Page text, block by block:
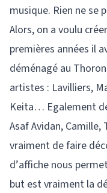
musique. Rien ne se
Alors, on a voulu
premières années il
déménagé au
artistes : Lavilliers,
Keita… Egalement
Asaf Avidan,
vraiment de faire
d’affiche nous
but est vraiment la